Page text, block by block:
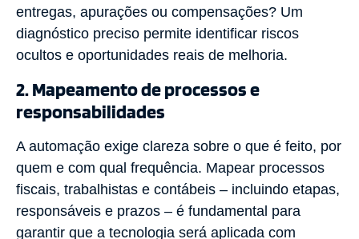
entregas, apurações ou compensações? Um
diagnóstico preciso permite identificar riscos
ocultos e oportunidades reais de melhoria.
2. Mapeamento de processos e
responsabilidades
A automação exige clareza sobre o que é feito, por
quem e com qual frequência. Mapear processos
fiscais, trabalhistas e contábeis – incluindo etapas,
responsáveis e prazos – é fundamental para
garantir que a tecnologia será aplicada com